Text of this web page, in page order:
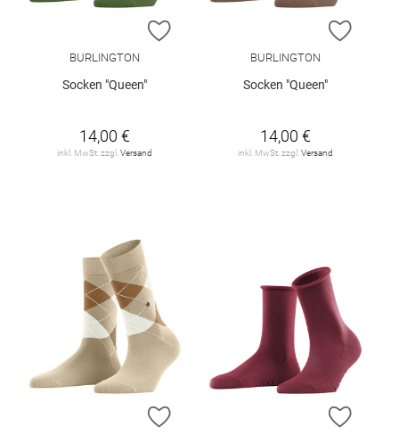
ZUR WUNSCHLISTE HINZUFÜGEN
BURLINGTON
Socken "Queen"
14,00 €
inkl. MwSt. zzgl.Versand
ZUR
BURLINGTON
Socken "Queen"
14,00 €
inkl. MwSt. zzgl.Versand
ZUR WUNSCHLISTE HINZUFÜGEN
ZUR